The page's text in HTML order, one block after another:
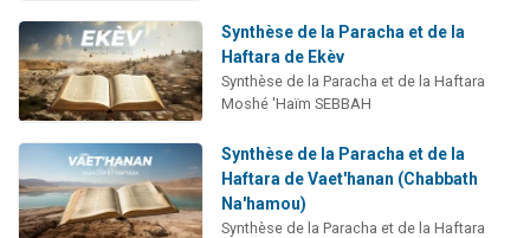
Synthèse de la Paracha et de la
Haftara de Ekèv
Synthèse de la Paracha et de la Haftara
Moshé 'Haïm SEBBAH
Synthèse de la Paracha et de la
Haftara de Vaet'hanan (Chabbath
Na'hamou)
Synthèse de la Paracha et de la Haftara